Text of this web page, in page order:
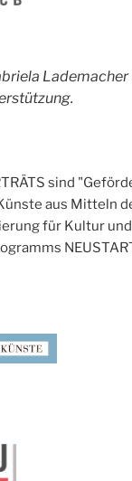
Lademacher
sind
aus Mitteln
für Kultur